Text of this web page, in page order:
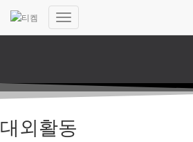
내
션
토
대외활동